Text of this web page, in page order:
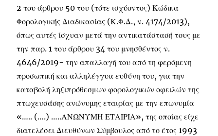
2 του άρθρου 50 του (τότε ισχύοντος) Κώδικα
Φορολογικής Διαδικασίας (Κ.Φ.Δ., ν. 4174/2013),
όπως αυτές ίσχυαν μετά την αντικατάστασή τους με
την παρ. 1 του άρθρου 34 του μνησθέντος ν.
4646/2019- την απαλλαγή του από τη φερόμενη
προσωπική και αλληλέγγυα ευθύνη του, για την
καταβολή ληξιπρόθεσμων φορολογικών οφειλών της
πτωχευσάσης ανώνυμης εταιρίας με την επωνυμία
«….. (….) …..ΑΝΩΝΥΜΗ ΕΤΑΙΡΙΑ», της οποίας είχε
διατελέσει Διευθύνων Σύμβουλος από το έτος 1993